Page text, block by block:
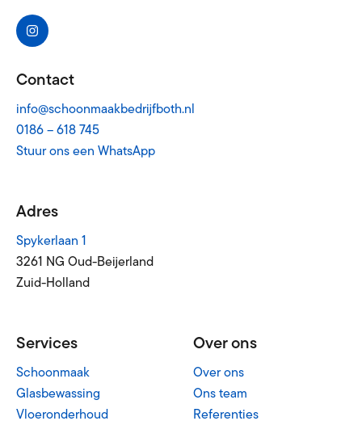
Contact
info@schoonmaakbedrijfboth.nl
0186 – 618 745
Stuur ons een WhatsApp
Adres
Spykerlaan 1
3261 NG Oud-Beijerland
Zuid-Holland
Services
Schoonmaak
Glasbewassing
Vloeronderhoud
Over ons
Over ons
Ons team
Referenties